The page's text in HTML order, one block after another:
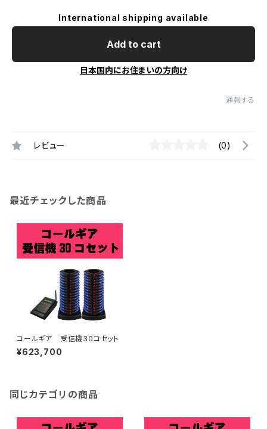
International shipping available
Add to cart
日本国内にお住まいの方向け
通報する
レビュー (0)
最近チェックした商品
コールギア 受信機30コセット
¥623,700
同じカテゴリの商品